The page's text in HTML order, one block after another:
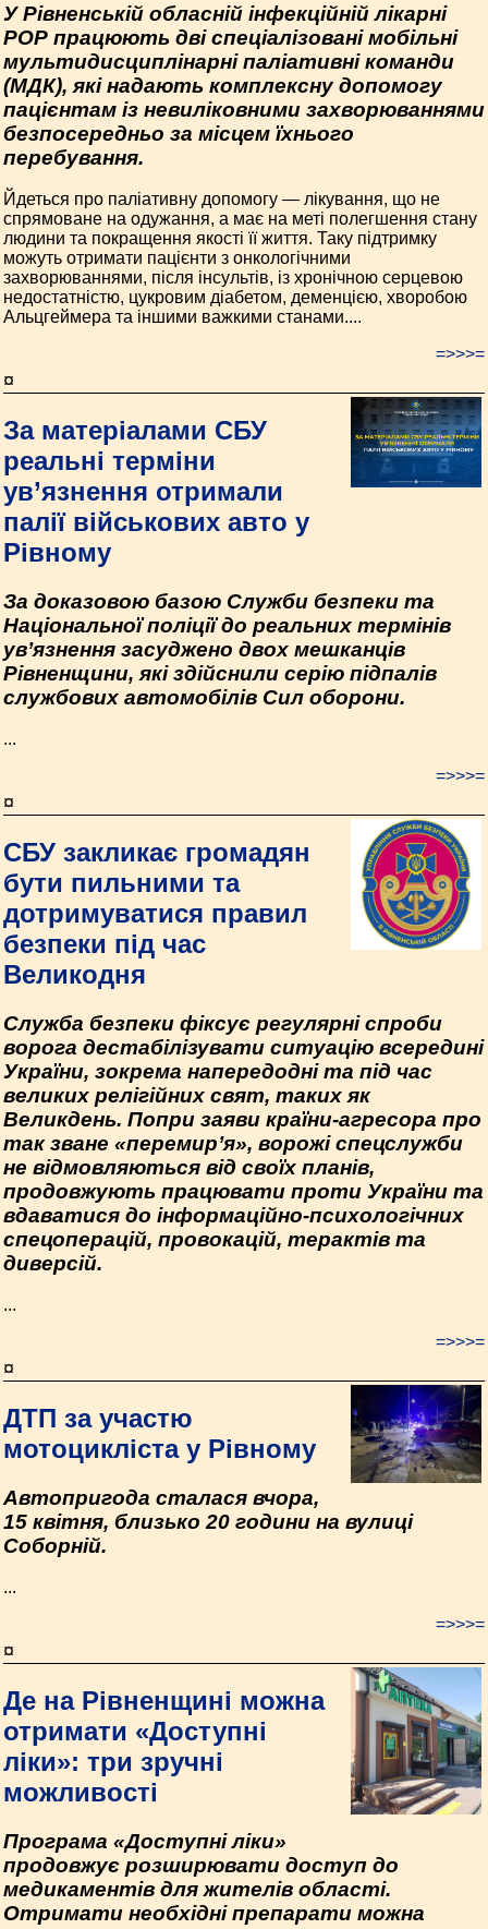
У Рівненській обласній інфекційній лікарні
РОР працюють дві спеціалізовані мобільні
мультидисциплінарні паліативні команди
(МДК), які надають комплексну допомогу
пацієнтам із невиліковними захворюваннями
безпосередньо за місцем їхнього
перебування.
Йдеться про паліативну допомогу — лікування, що не
спрямоване на одужання, а має на меті полегшення стану
людини та покращення якості її життя. Таку підтримку
можуть отримати пацієнти з онкологічними
захворюваннями, після інсультів, із хронічною серцевою
недостатністю, цукровим діабетом, деменцією, хворобою
Альцгеймера та іншими важкими станами....
=>>>=
¤
За матеріалами СБУ
реальні терміни
ув’язнення отримали
палії військових авто у
Рівному
За доказовою базою Служби безпеки та
Національної поліції до реальних термінів
ув’язнення засуджено двох мешканців
Рівненщини, які здійснили серію підпалів
службових автомобілів Сил оборони.
...
=>>>=
¤
СБУ закликає громадян
бути пильними та
дотримуватися правил
безпеки під час
Великодня
Служба безпеки фіксує регулярні спроби
ворога дестабілізувати ситуацію всередині
України, зокрема напередодні та під час
великих релігійних свят, таких як
Великдень. Попри заяви країни-агресора про
так зване «перемир’я», ворожі спецслужби
не відмовляються від своїх планів,
продовжують працювати проти України та
вдаватися до інформаційно-психологічних
спецоперацій, провокацій, терактів та
диверсій.
...
=>>>=
¤
ДТП за участю
мотоцикліста у Рівному
Автопригода сталася вчора,
15 квітня, близько 20 години на вулиці
Соборній.
...
=>>>=
¤
Де на Рівненщині можна
отримати «Доступні
ліки»: три зручні
можливості
Програма «Доступні ліки»
продовжує розширювати доступ до
медикаментів для жителів області.
Отримати необхідні препарати можна